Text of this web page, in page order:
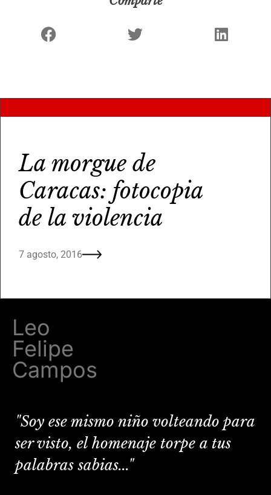
La morgue de
Caracas: fotocopia
de la violencia
7 agosto, 2016
Leo
Felipe
Campos
"Soy ese mismo niño volteando para
ser visto, el homenaje torpe a tus
palabras sabias..."